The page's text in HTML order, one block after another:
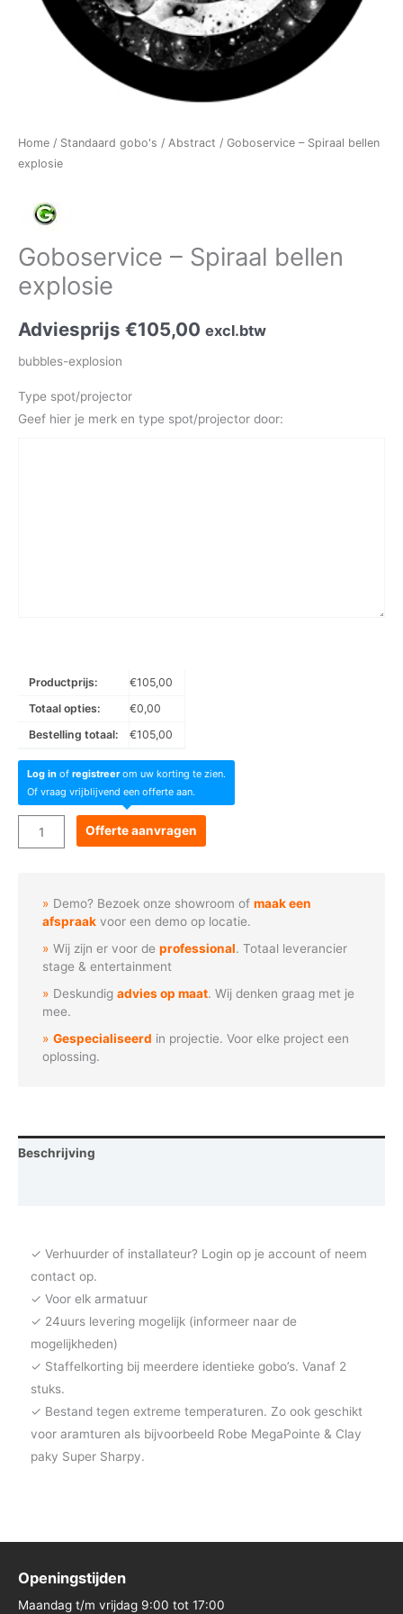
Home / Standaard gobo's / Abstract / Goboservice – Spiraal bellen
explosie
Goboservice – Spiraal bellen
explosie
Adviesprijs €105,00 excl.btw
bubbles-explosion
Type spot/projector
Geef hier je merk en type spot/projector door:
Productprijs: €105,00
Totaal opties:
€0,00
Bestelling totaal:
€105,00
Log in of registreerom uw korting te zien.
Of vraag vrijblijvend een offerte aan.
Goboservice
-
explosie
Offerte aanvragen
Demo? Bezoek onze showroom ofmaak een
afspraak voor een demo op locatie.
Wij zijn er voor deprofessional. Totaal leverancier
stage & entertainment
Deskundigadvies op maat. Wij denken graag met je
mee.
Gespecialiseerd in projectie. Voor elke project een
oplossing.
Beschrijving
✓ Verhuurder of installateur? Login op je account of neem
contact op.
✓ Voor elk armatuur
✓ 24uurs levering mogelijk (informeer naar de
mogelijkheden)
✓ Staffelkorting bij meerdere identieke gobo’s. Vanaf 2
stuks.
✓ Bestand tegen extreme temperaturen. Zo ook geschikt
voor aramturen als bijvoorbeeld Robe MegaPointe & Clay
paky Super Sharpy.
Openingstijden
Maandag t/m vrijdag 9:00 tot 17:00